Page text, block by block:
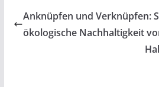
b
o
er s
A
l
Anknüpfen und Verknüpfen:
ökologische Nachhaltigkeit